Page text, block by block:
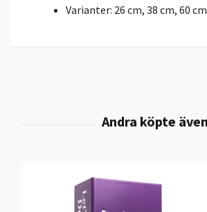
Varianter: 26 cm, 38 cm, 60 cm